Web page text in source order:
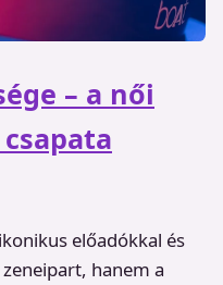
– a női
előadókkal és
hanem a